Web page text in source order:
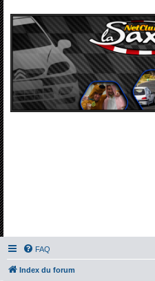
FAQ
Index du forum